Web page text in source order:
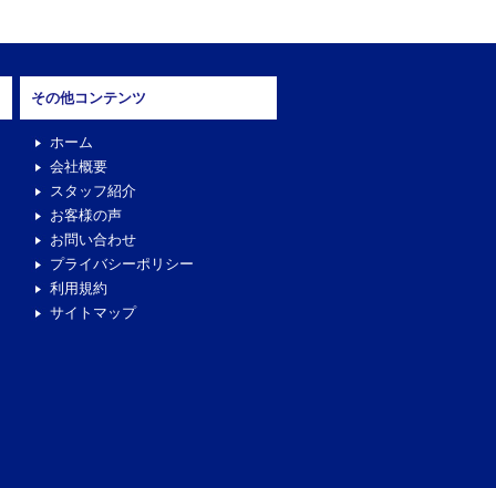
その他コンテンツ
ホーム
会社概要
スタッフ紹介
お客様の声
お問い合わせ
プライバシーポリシー
利用規約
サイトマップ